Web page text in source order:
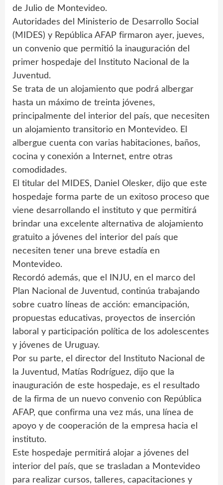
de Julio de Montevideo.
Autoridades del Ministerio de Desarrollo Social
(MIDES) y República AFAP firmaron ayer, jueves,
un convenio que permitió la inauguración del
primer hospedaje del Instituto Nacional de la
Juventud.
Se trata de un alojamiento que podrá albergar
hasta un máximo de treinta jóvenes,
principalmente del interior del país, que necesiten
un alojamiento transitorio en Montevideo. El
albergue cuenta con varias habitaciones, baños,
cocina y conexión a Internet, entre otras
comodidades.
El titular del MIDES, Daniel Olesker, dijo que este
hospedaje forma parte de un exitoso proceso que
viene desarrollando el instituto y que permitirá
brindar una excelente alternativa de alojamiento
gratuito a jóvenes del interior del país que
necesiten tener una breve estadía en
Montevideo.
Recordó además, que el INJU, en el marco del
Plan Nacional de Juventud, continúa trabajando
sobre cuatro líneas de acción: emancipación,
propuestas educativas, proyectos de inserción
laboral y participación política de los adolescentes
y jóvenes de Uruguay.
Por su parte, el director del Instituto Nacional de
la Juventud, Matías Rodríguez, dijo que la
inauguración de este hospedaje, es el resultado
de la firma de un nuevo convenio con República
AFAP, que confirma una vez más, una línea de
apoyo y de cooperación de la empresa hacia el
instituto.
Este hospedaje permitirá alojar a jóvenes del
interior del país, que se trasladan a Montevideo
para realizar cursos, talleres, capacitaciones y